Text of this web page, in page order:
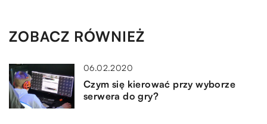
ZOBACZ RÓWNIEŻ
06.02.2020
Czym się kierować przy wyborze
serwera do gry?